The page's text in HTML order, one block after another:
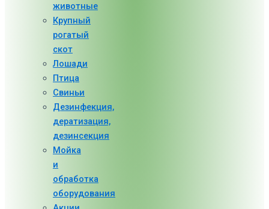
животные
Крупный
рогатый
скот
Лошади
Птица
Свиньи
Дезинфекция,
дератизация,
дезинсекция
Мойка
и
обработка
оборудования